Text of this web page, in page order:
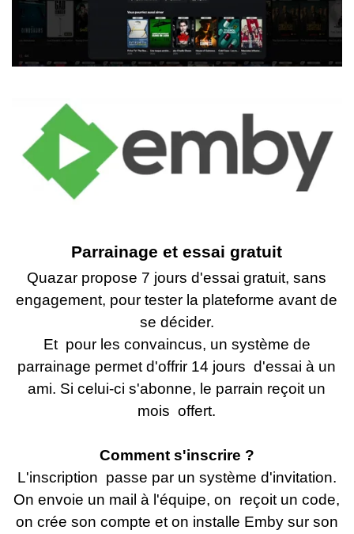
Parrainage et essai gratuit
Quazar propose 7 jours d'essai gratuit, sans
engagement, pour tester la plateforme avant de
se décider.
Et pour les convaincus, un système de
parrainage permet d'offrir 14 jours d'essai à un
ami. Si celui-ci s'abonne, le parrain reçoit un
mois offert.
Comment s'inscrire ?
L'inscription passe par un système d'invitation.
On envoie un mail à l'équipe, on reçoit un code,
on crée son compte et on installe Emby sur son